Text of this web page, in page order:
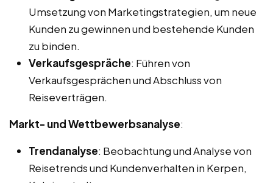
Umsetzung von Marketingstrategien, um neue
Kunden zu gewinnen und bestehende Kunden
zu binden.
Verkaufsgespräche: Führen von
Verkaufsgesprächen und Abschluss von
Reiseverträgen.
Markt- und Wettbewerbsanalyse:
Trendanalyse: Beobachtung und Analyse von
Reisetrends und Kundenverhalten in Kerpen,